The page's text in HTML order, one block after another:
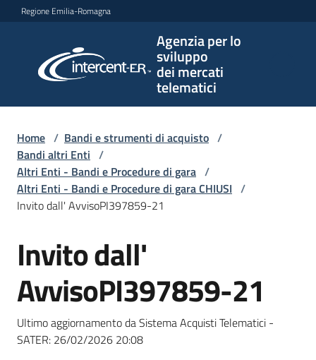
Vai al contenuto
Vai alla navigazione
Vai al footer
Regione Emilia-Romagna
Agenzia per lo
sviluppo
dei mercati
telematici
per lo
sviluppo
telematici
L'Agenzia
Bandi
strumenti
acquisto
Home / Bandi e strumenti di acquisto /
Bandi altri Enti /
Altri Enti - Bandi e Procedure di gara /
Altri Enti - Bandi e Procedure di gara CHIUSI /
Invito dall' AvvisoPI397859-21
Salta al contenuto
Invito dall'
AvvisoPI397859-21
Ultimo aggiornamento da Sistema Acquisti Telematici -
SATER: 26/02/2026 20:08